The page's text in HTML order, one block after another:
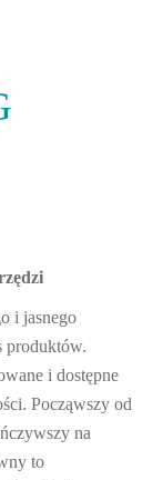
i jasnego
produktów.
i dostępne
Począwszy od
na
to